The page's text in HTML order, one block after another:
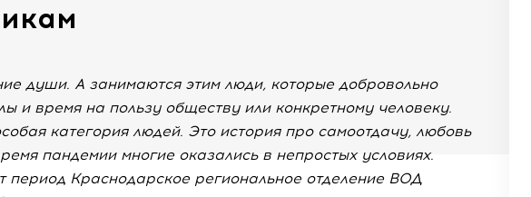
души. А занимаются этим люди, которые добровольно
и время на пользу обществу или конкретному человеку.
категория людей. Это история про самоотдачу, любовь
пандемии многие оказались в непростых условиях.
период Краснодарское региональное отделение ВОД